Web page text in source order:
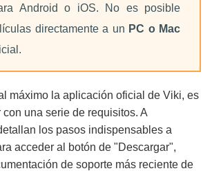
Android o iOS. No es posible
directamente a un PC o Mac
máximo la aplicación oficial de Viki, es
una serie de requisitos. A
los pasos indispensables a
acceder al botón de "Descargar",
de soporte más reciente de